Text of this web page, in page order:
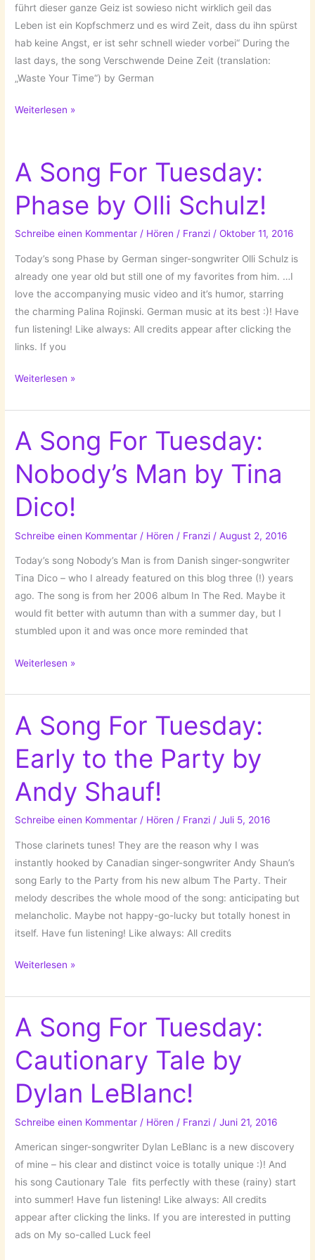
führt dieser ganze Geiz ist sowieso nicht wirklich geil das
Leben ist ein Kopfschmerz und es wird Zeit, dass du ihn spürst
hab keine Angst, er ist sehr schnell wieder vorbei“ During the
last days, the song Verschwende Deine Zeit (translation:
„Waste Your Time“) by German
Song
Week:
Verschwende
Deine
Zeit
by
Knyphausen!
Weiterlesen »
A Song For Tuesday:
Phase by Olli Schulz!
Schreibe einen Kommentar / Hören / Franzi/Oktober 11, 2016
Today’s song Phase by German singer-songwriter Olli Schulz is
already one year old but still one of my favorites from him. …I
love the accompanying music video and it’s humor, starring
the charming Palina Rojinski. German music at its best :)! Have
fun listening! Like always: All credits appear after clicking the
links. If you
A
For
Tuesday:
Phase
by
Olli
Schulz!
Weiterlesen »
A Song For Tuesday:
Nobody’s Man by Tina
Dico!
Schreibe einen Kommentar / Hören / Franzi /August 2, 2016
Today’s song Nobody’s Man is from Danish singer-songwriter
Tina Dico – who I already featured on this blog three (!) years
ago. The song is from her 2006 album In The Red. Maybe it
would fit better with autumn than with a summer day, but I
stumbled upon it and was once more reminded that
A
For
Tuesday:
Nobody’s
Man
by
Tina
Dico!
Weiterlesen »
A Song For Tuesday:
Early to the Party by
Andy Shauf!
Schreibe einen Kommentar / Hören / Franzi /Juli 5, 2016
Those clarinets tunes! They are the reason why I was
instantly hooked by Canadian singer-songwriter Andy Shaun’s
song Early to the Party from his new album The Party. Their
melody describes the whole mood of the song: anticipating but
melancholic. Maybe not happy-go-lucky but totally honest in
itself. Have fun listening! Like always: All credits
A
For
Tuesday:
Early
to
the
Party
by
Andy
Weiterlesen »
A Song For Tuesday:
Cautionary Tale by
Dylan LeBlanc!
Schreibe einen Kommentar / Hören / Franzi /Juni 21, 2016
American singer-songwriter Dylan LeBlanc is a new discovery
of mine – his clear and distinct voice is totally unique :)! And
his song Cautionary Tale fits perfectly with these (rainy) start
into summer! Have fun listening! Like always: All credits
appear after clicking the links. If you are interested in putting
ads on My so-called Luck feel